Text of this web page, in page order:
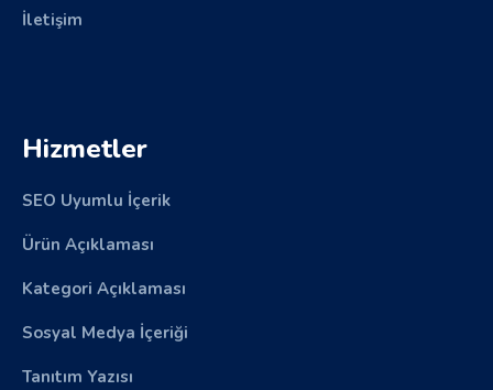
İletişim
Hizmetler
SEO Uyumlu İçerik
Ürün Açıklaması
Kategori Açıklaması
Sosyal Medya İçeriği
Tanıtım Yazısı